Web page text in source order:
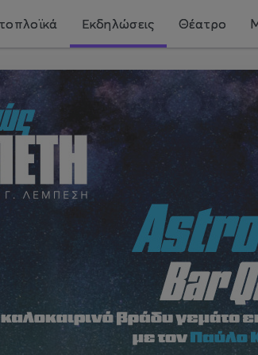
Εκδηλώσεις Θέατρο